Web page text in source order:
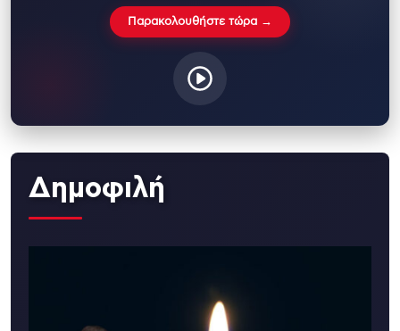
Παρακολουθήστε τώρα →
Δημοφιλή